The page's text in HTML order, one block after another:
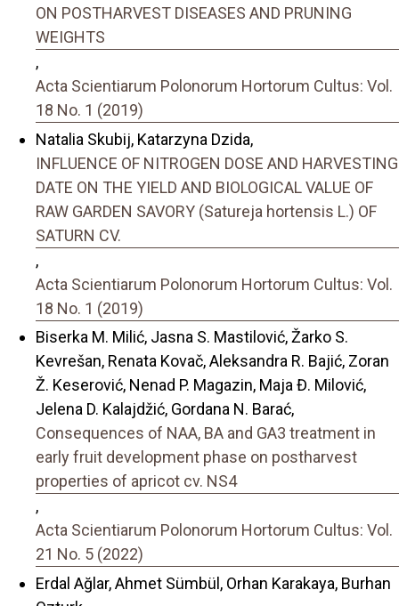
ON POSTHARVEST DISEASES AND PRUNING
WEIGHTS
,
Acta Scientiarum Polonorum Hortorum Cultus: Vol.
18 No. 1 (2019)
Natalia Skubij, Katarzyna Dzida,
INFLUENCE OF NITROGEN DOSE AND HARVESTING
DATE ON THE YIELD AND BIOLOGICAL VALUE OF
RAW GARDEN SAVORY (Satureja hortensis L.) OF
SATURN CV.
,
Acta Scientiarum Polonorum Hortorum Cultus: Vol.
18 No. 1 (2019)
Biserka M. Milić, Jasna S. Mastilović, Žarko S.
Kevrešan, Renata Kovač, Aleksandra R. Bajić, Zoran
Ž. Keserović, Nenad P. Magazin, Maja Đ. Milović,
Jelena D. Kalajdžić, Gordana N. Barać,
Consequences of NAA, BA and GA3 treatment in
early fruit development phase on postharvest
properties of apricot cv. NS4
,
Acta Scientiarum Polonorum Hortorum Cultus: Vol.
21 No. 5 (2022)
Erdal Ağlar, Ahmet Sümbül, Orhan Karakaya, Burhan